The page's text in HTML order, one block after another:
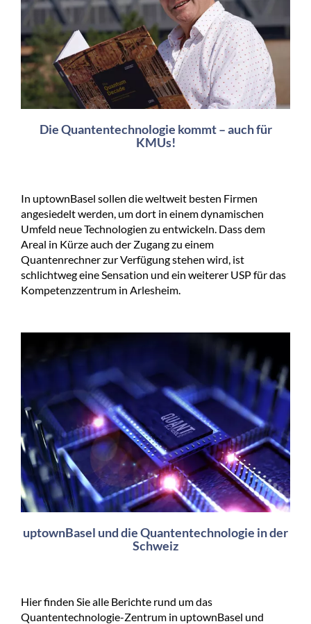
Die Quantentechnologie kommt – auch für
KMUs!
In uptownBasel sollen die weltweit besten Firmen
angesiedelt werden, um dort in einem dynamischen
Umfeld neue Technologien zu entwickeln. Dass dem
Areal in Kürze auch der Zugang zu einem
Quantenrechner zur Verfügung stehen wird, ist
schlichtweg eine Sensation und ein weiterer USP für das
Kompetenzzentrum in Arlesheim.
uptownBasel und die Quantentechnologie in der
Schweiz
Hier finden Sie alle Berichte rund um das
Quantentechnologie-Zentrum in uptownBasel und